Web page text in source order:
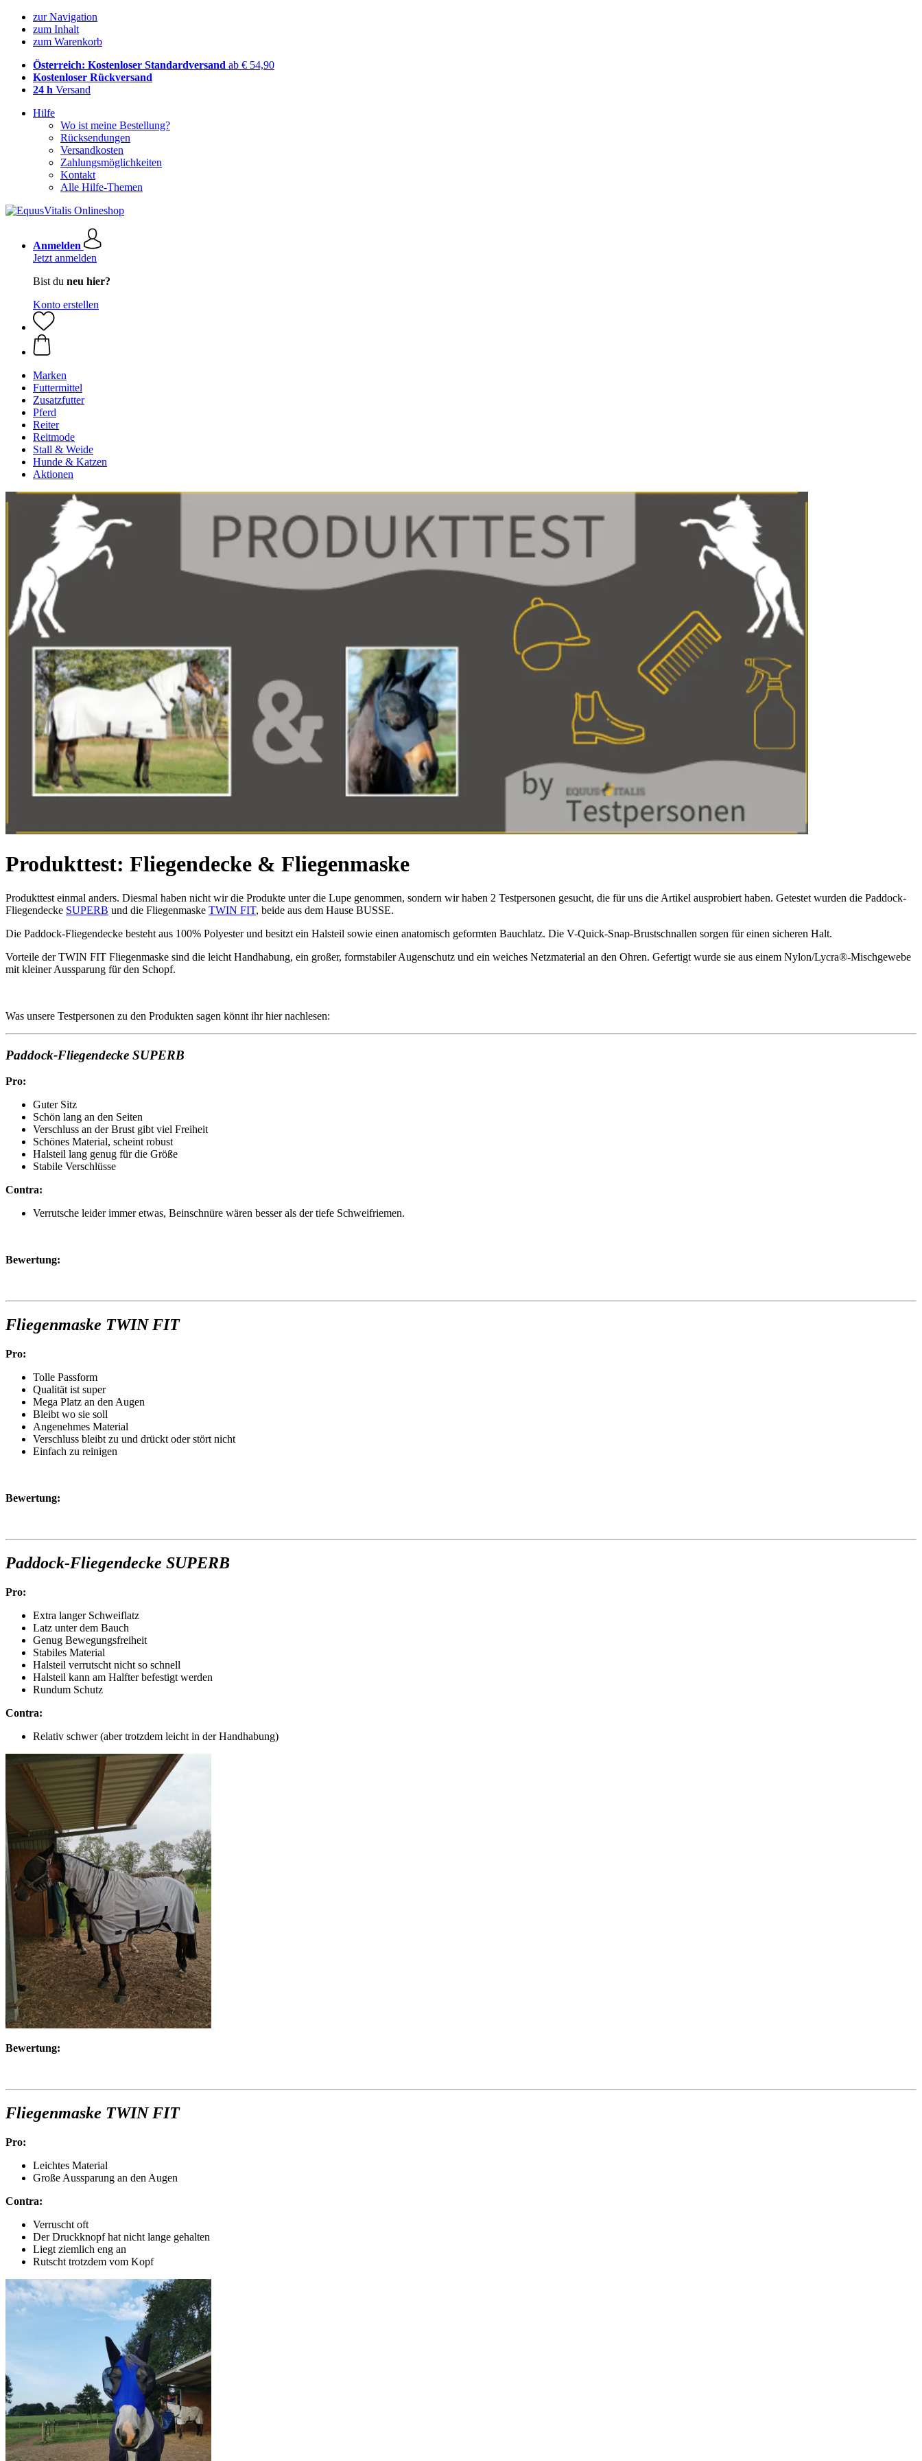
zur Navigation
zum Inhalt
zum Warenkorb
Österreich: Kostenloser Standardversand ab € 54,90
Kostenloser Rückversand
24 h Versand
Hilfe
Wo ist meine Bestellung?
Rücksendungen
Versandkosten
Zahlungsmöglichkeiten
Kontakt
Alle Hilfe-Themen
Anmelden
Jetzt anmelden
Bist du neu hier?
Konto erstellen
Marken
Futtermittel
Zusatzfutter
Pferd
Reiter
Reitmode
Stall & Weide
Hunde & Katzen
Aktionen
Produkttest: Fliegendecke & Fliegenmaske
Produkttest einmal anders. Diesmal haben nicht wir die Produkte unter die Lupe genommen, sondern wir haben 2 Testpersonen gesucht, die für uns die Artikel ausprobiert haben. Getestet wurden die Paddock-
Fliegendecke SUPERB und die Fliegenmaske TWIN FIT, beide aus dem Hause BUSSE.
Die Paddock-Fliegendecke besteht aus 100% Polyester und besitzt ein Halsteil sowie einen anatomisch geformten Bauchlatz. Die V-Quick-Snap-Brustschnallen sorgen für einen sicheren Halt.
Vorteile der TWIN FIT Fliegenmaske sind die leicht Handhabung, ein großer, formstabiler Augenschutz und ein weiches Netzmaterial an den Ohren. Gefertigt wurde sie aus einem Nylon/Lycra®-Mischgewebe
mit kleiner Aussparung für den Schopf.
Was unsere Testpersonen zu den Produkten sagen könnt ihr hier nachlesen:
Paddock-Fliegendecke SUPERB
Pro:
Guter Sitz
Schön lang an den Seiten
Verschluss an der Brust gibt viel Freiheit
Schönes Material, scheint robust
Halsteil lang genug für die Größe
Stabile Verschlüsse
Contra:
Verrutsche leider immer etwas, Beinschnüre wären besser als der tiefe Schweifriemen.
Bewertung:
Fliegenmaske TWIN FIT
Pro:
Tolle Passform
Qualität ist super
Mega Platz an den Augen
Bleibt wo sie soll
Angenehmes Material
Verschluss bleibt zu und drückt oder stört nicht
Einfach zu reinigen
Bewertung:
Paddock-Fliegendecke SUPERB
Pro:
Extra langer Schweiflatz
Latz unter dem Bauch
Genug Bewegungsfreiheit
Stabiles Material
Halsteil verrutscht nicht so schnell
Halsteil kann am Halfter befestigt werden
Rundum Schutz
Contra:
Relativ schwer (aber trotzdem leicht in der Handhabung)
Bewertung:
Fliegenmaske TWIN FIT
Pro:
Leichtes Material
Große Aussparung an den Augen
Contra:
Verruscht oft
Der Druckknopf hat nicht lange gehalten
Liegt ziemlich eng an
Rutscht trotzdem vom Kopf